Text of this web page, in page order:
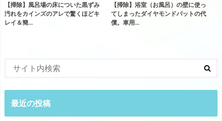
【掃除】風呂場の床についた黒ずみ
汚れをカインズのアレで驚くほどキ
レイ＆簡…
【掃除】浴室（お風呂）の壁に使っ
てしまったダイヤモンドパットの代
償。車用…
最近の投稿